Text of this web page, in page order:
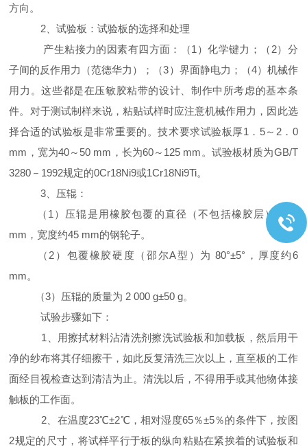
方向。
2、试验板：试验板的选择和处理
产生粘接力的因素有四方面：（1）化学键力；（2）分
子间的反作用力（范德华力）；（3）界面静电力；（4）机械作
用力。这些都是在压敏胶粘带的设计、制作中所考虑的基本条
件。对于测试制样来说，粘贴试样时应注意机械作用力，因此选
择合适的试验板是非常重要的。技术要求试验板厚1．5～2．0
mm，宽为40～50 mm，长为60～125 mm。试验板材质为GB/T
3280－1992规定的0Cr18Ni9或1Cr18Ni9Ti。
3、压辊：
（1）压辊是用橡胶包覆的直径（不包括橡胶层）约84
mm，宽度约45 mm的钢轮子。
（2）包覆橡胶硬度（邵尔A型）为 80°±5°，厚度约6
mm。
（3）压辊的质量为 2 000 g±50 g。
试验步骤如下：
1、用擦拭材料沾清洗剂擦洗试验板和加载板，然后用干
净的纱布将其仔细擦干，如此反复清洗三次以上，直至板的工作
面经目视检查达到清洁为止。清洗以后，不得用手或其他物体接
触板的工作面。
2、在温度23℃±2℃，相对湿度65％±5％的条件下，按图
2规定的尺寸，将试样平行于板的纵向粘贴在紧挨着的试验板和